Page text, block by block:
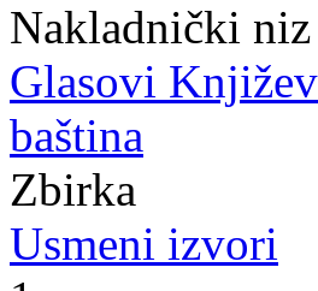
Nakladnički niz
Glasovi
baština
Zbirka
Usmeni izvori